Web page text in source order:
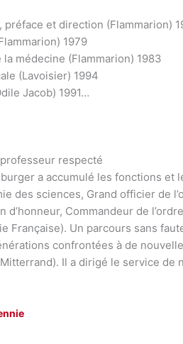
et direction (Flammarion)
1979
médecine (Flammarion) 1983
(Lavoisier) 1994
Jacob) 1991…
respecté
a accumulé les fonctions et
des sciences, Grand officier de
Commandeur de
Française). Un parcours sans
confrontées à de
Il a dirigé le service de